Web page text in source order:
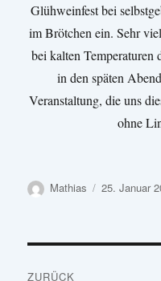
Glühweinfest bei
im Brötchen ein. Sehr
bei kalten Temperaturen
in den späten
Veranstaltung, die uns
ohne
Autor
Mathias 25. Januar
ZURÜCK